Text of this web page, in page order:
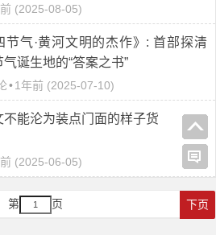
(2025-08-05)
节气·黄河文明的杰作》: 首部探清
诞生地的“答案之书”
•1年前 (2025-07-10)
不能沦为装点门面的样子货
(2025-06-05)
第 页 下页